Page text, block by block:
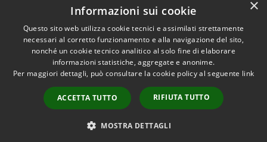
Segnalazioni di inaccessibilità
RSS
Accessibilità
Copyright © 2026 • Comune di
Municipium•
Accesso
redazione
×
Informazioni sui cookie
Questo sito web utilizza cookie tecnici e assimilati strettamente
necessari al corretto funzionamento e alla navigazione del sito,
nonché un cookie tecnico analitico al solo fine di elaborare
informazioni statistiche, aggregate e anonime.
Per maggiori dettagli, può consultare la cookie policy al seguente link
ACCETTA TUTTO RIFIUTA TUTTO
MOSTRA DETTAGLI